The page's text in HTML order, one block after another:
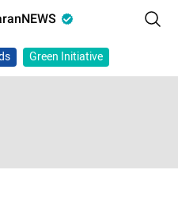
Green Initiative